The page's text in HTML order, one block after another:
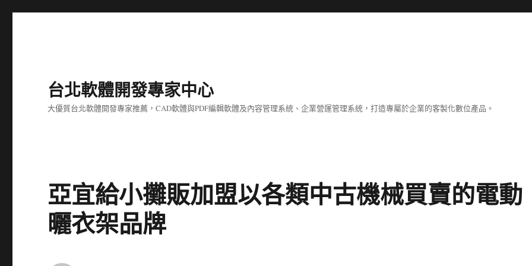
台北軟體開發專家中心
大優質台北軟體開發專家推薦，CAD軟體與PDF編輯軟體及內容管理系統、企業營運管理系統，打造專屬於企業的客製化數位產品。
亞宜給小攤販加盟以各類中古機械買賣的電動
曬衣架品牌